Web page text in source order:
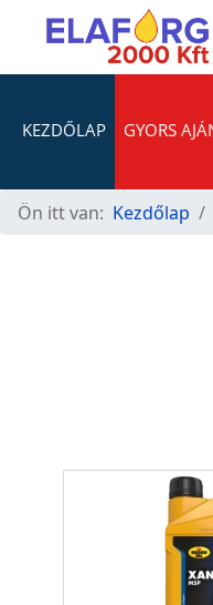
KEZDŐLAP GYORS
Ön itt van: Kezdőlap